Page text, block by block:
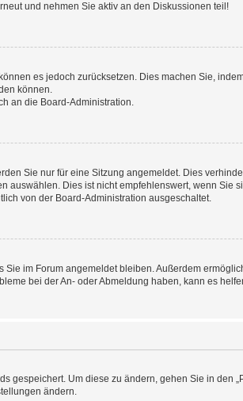
und nehmen Sie aktiv an den Diskussionen teil!
es jedoch zurücksetzen. Dies machen Sie,
können.
an die Board-Administration.
Sie nur für eine Sitzung angemeldet. Dies
auswählen. Dies ist nicht empfehlenswert, wenn Sie
von der Board-Administration ausgeschaltet.
im Forum angemeldet bleiben. Außerdem
bei der An- oder Abmeldung haben, kann es
Um diese zu ändern, gehen Sie in den
ändern.